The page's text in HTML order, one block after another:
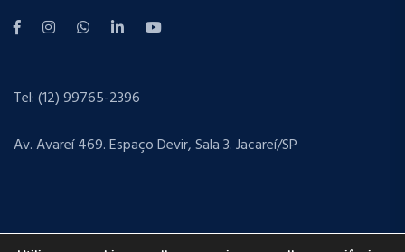
Tel: (12) 99765-2396
Av. Avareí 469. Espaço Devir, Sala 3. Jacareí/SP